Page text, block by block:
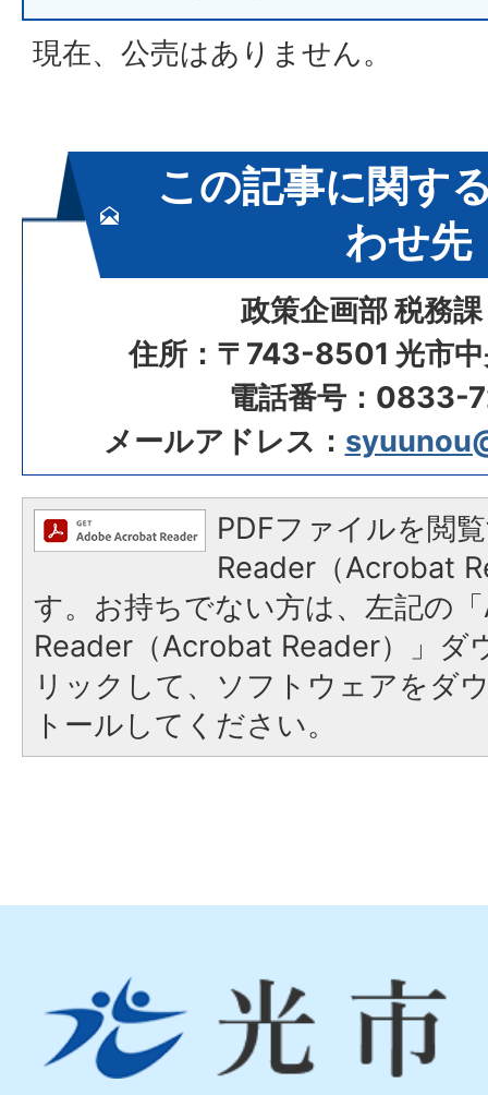
現在、公売はありません。
この記事に関す
わせ先
政策企画部 税務
住所：〒743-8501 光市中
電話番号：0833-
メールアドレス：
PDFファイルを閲
Reader（Acrobat
す。お持ちでない方は、左記の
Reader（Acrobat Reader）」ダ
リックして、ソフトウェアをダ
トールしてください。
市
Hikari